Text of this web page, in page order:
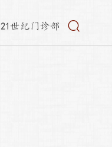
21世纪门诊部